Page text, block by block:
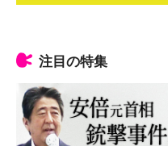
注目の特集